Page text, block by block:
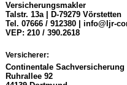
Versicherer: